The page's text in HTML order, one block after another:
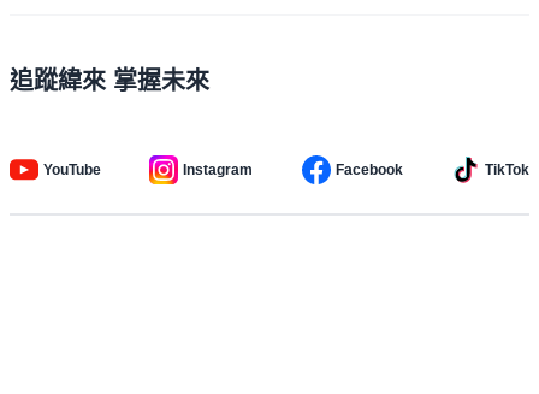
追蹤緯來 掌握未來
YouTube Instagram Facebook TikTok